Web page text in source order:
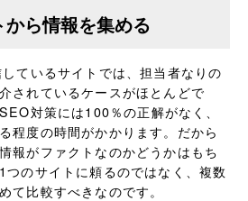
ら情報を集める
ているサイトでは、担当者なりの
されているケースがほとんどで
対策には100％の正解がなく、
程度の時間がかかります。だから
報がファクトなのかどうかはもち
つのサイトに頼るのではなく、複数
て比較すべきなのです。